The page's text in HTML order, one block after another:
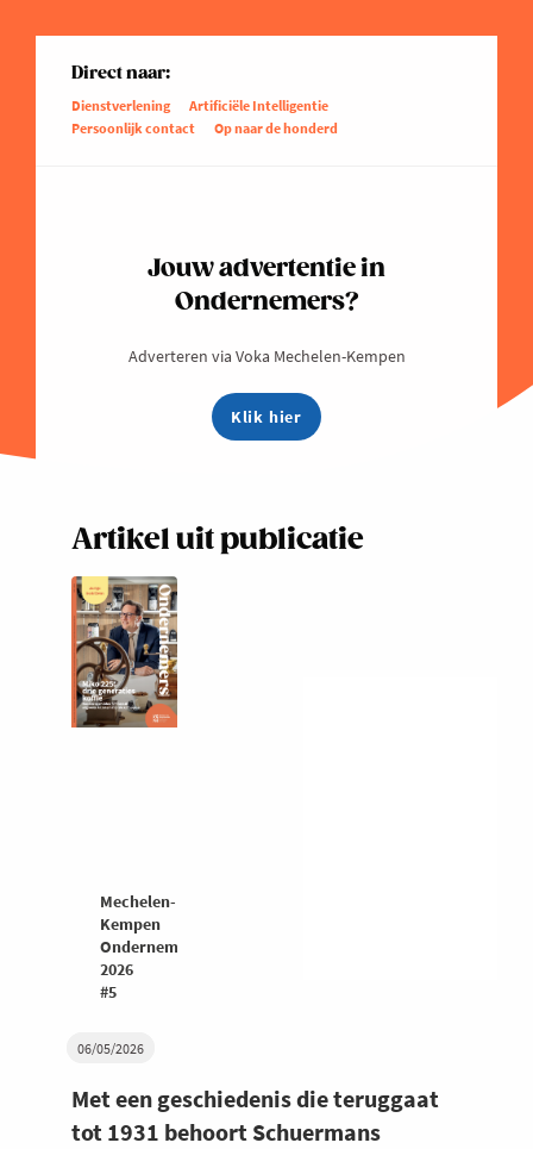
Direct naar:
Dienstverlening
Artificiële Intelligentie
Persoonlijk contact
Op naar de honderd
06/05/2026
Met een geschiedenis die teruggaat
tot 1931 behoort Schuermans
Jouw advertentie in
Ondernemers?
Adverteren via Voka Mechelen-Kempen
Klik hier
Artikel uit publicatie
Mechelen-
Kempen
Ondernemers
2026
#5